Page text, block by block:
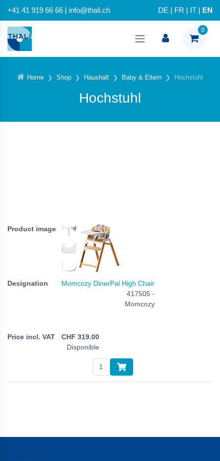
+41 41 919 66 66 | info@thali.ch DE FR IT EN
0
Home Shop Haushalt Baby & Eltern Hochstuhl
Hochstuhl
Momcozy DinerPal High Chair
417505 -
Momcozy
CHF 319.00
Disponible